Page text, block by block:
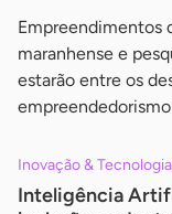
Empreendimentos
maranhense e
estarão entre os
Inovação & Tecnologia
Inteligência